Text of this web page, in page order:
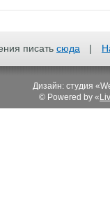
писать сюда |
Дизайн: студия
© Powered by «